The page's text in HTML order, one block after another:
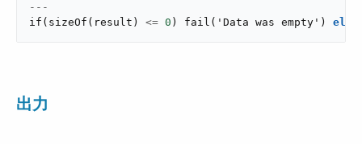
---
if ( sizeOf ( result ) <= 0 ) fail ( 'Data was empty' ) else
出力